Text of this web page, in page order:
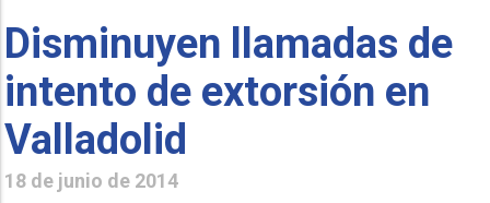
Disminuyen llamadas de
intento de extorsión en
Valladolid
18 de junio de 2014